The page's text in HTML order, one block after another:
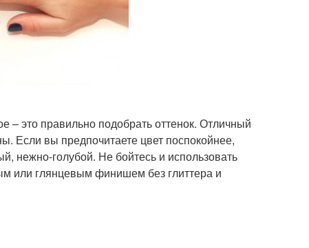
– это правильно подобрать оттенок. Отличный
Если вы предпочитаете цвет поспокойнее,
нежно-голубой. Не бойтесь и использовать
или глянцевым финишем без глиттера и